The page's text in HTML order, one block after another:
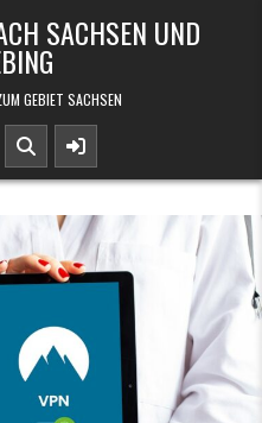
SACHSEN UND
GEBIET SACHSEN